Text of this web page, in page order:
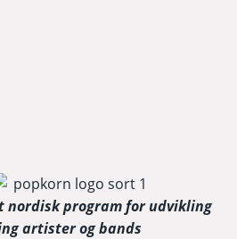
nordisk program for udvikling
artister og bands